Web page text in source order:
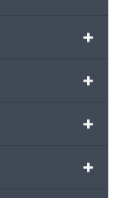
+
+
+
+